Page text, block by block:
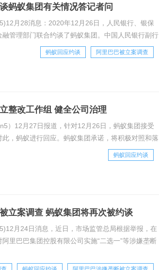
蚂蚁集团有关情况答记者问
月28消息：2020年12月26日，人民银行、银保
管理部门联合约谈了蚂蚁集团。中国人民银行副行
情况回答了记者的提问。问：此次约谈的背景是什
融科技和平台企业的规范健康发展。近期中央政治局
蚂蚁回应约谈 阿里巴巴被立案调查
整改工作组 健全公司治理
）12月27日报道，针对12月26日，蚂蚁集团接受
，蚂蚁进行回应。蚂蚁集团承诺，将积极对照和落
经济和人民群众的本源，遵循市场化、法治化的原
关业务和机制、提升法律法规意识和水平、扩大开放
蚂蚁回应约谈
立案调查 蚂蚁集团将再次被约谈
月24日消息，近日，市场监管总局根据举报，在
里巴巴集团控股有限公司实施“二选一”等涉嫌垄断
造谣人士，进行自我维权。就在今日上午，权威媒体